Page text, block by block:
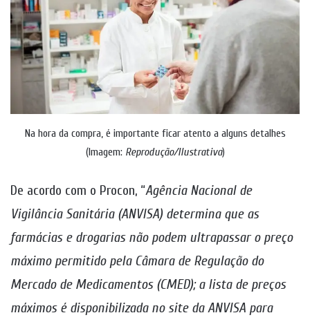
Na hora da compra, é importante ficar atento a alguns detalhes
(Imagem: Reprodução/Ilustrativa)
De acordo com o Procon, “Agência Nacional de
Vigilância Sanitária (ANVISA) determina que as
farmácias e drogarias não podem ultrapassar o preço
máximo permitido pela Câmara de Regulação do
Mercado de Medicamentos (CMED); a lista de preços
máximos é disponibilizada no site da ANVISA para